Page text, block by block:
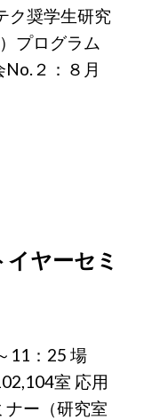
ク奨学生研究
プログラム
２：８月
ヤーセミ
11：25 場
室 応用
ー（研究室